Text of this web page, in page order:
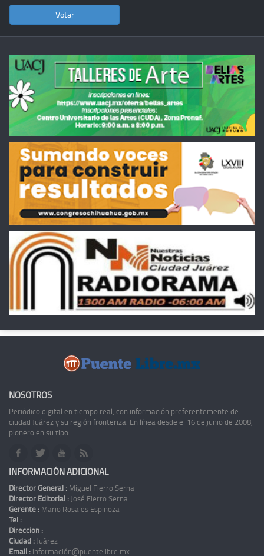
NOSOTROS
Periódico digital en tiempo real, con información preferentemente de
ciudad Juárez y su región fronteriza. En línea desde el 16 de junio de 2008,
pionero en su tipo.
INFORMACIÓN ADICIONAL
Director General : Miguel Fierro Serna
Director Editorial : José Fierro Serna
Gerente : Mario Rosales Espinoza
Tel :
Dirección :
Ciudad : Juárez
Email : información@puentelibre.mx